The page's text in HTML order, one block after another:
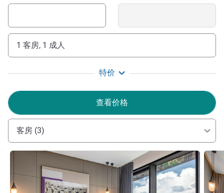
Center Association. Vake offers a central location with
museum, and a stadium.
offering an ultramodern concept, it is a brand-new way to
experience limitless.
Sebastien Vincent 酒店管理
1 客房, 1 成人
特价
查看价格
客房 (3)
请参阅详情 请参